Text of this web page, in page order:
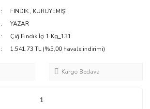
FINDIK , KURUYEMİŞ
YAZAR
Çiğ Fındık İçi 1 Kg_131
1.541,73 TL (%5,00 havale indirimi)
Kargo Bedava